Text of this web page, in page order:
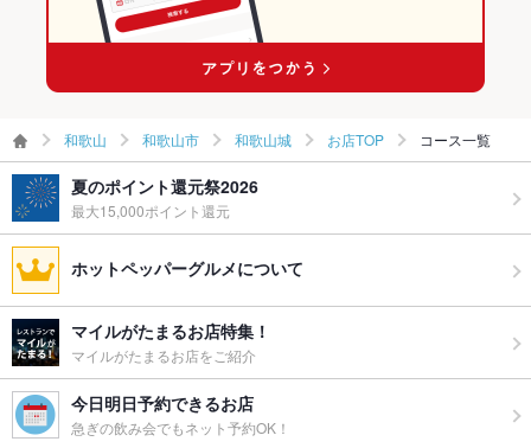
和歌山 和歌山市 和歌山城 お店TOP コース一覧
夏のポイント還元祭2026
最大15,000ポイント還元
ホットペッパーグルメについて
マイルがたまるお店特集！
マイルがたまるお店をご紹介
今日明日予約できるお店
急ぎの飲み会でもネット予約OK！